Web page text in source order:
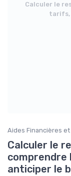
Calculer le
tarifs,
Aides Financières
Calculer le
comprendre
anticiper le